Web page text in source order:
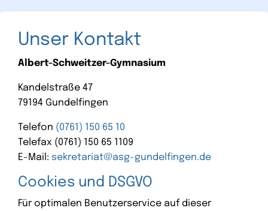
Unser Kontakt
Albert-Schweitzer-Gymnasium
Kandelstraße 47
79194 Gundelfingen
Telefon (0761) 150 65 10
Telefax (0761) 150 65 1109
E-Mail: sekretariat@asg-gundelfingen.de
Cookies und DSGVO
Für optimalen Benutzerservice auf dieser